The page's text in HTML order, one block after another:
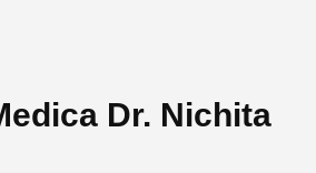
Dr. Nichita